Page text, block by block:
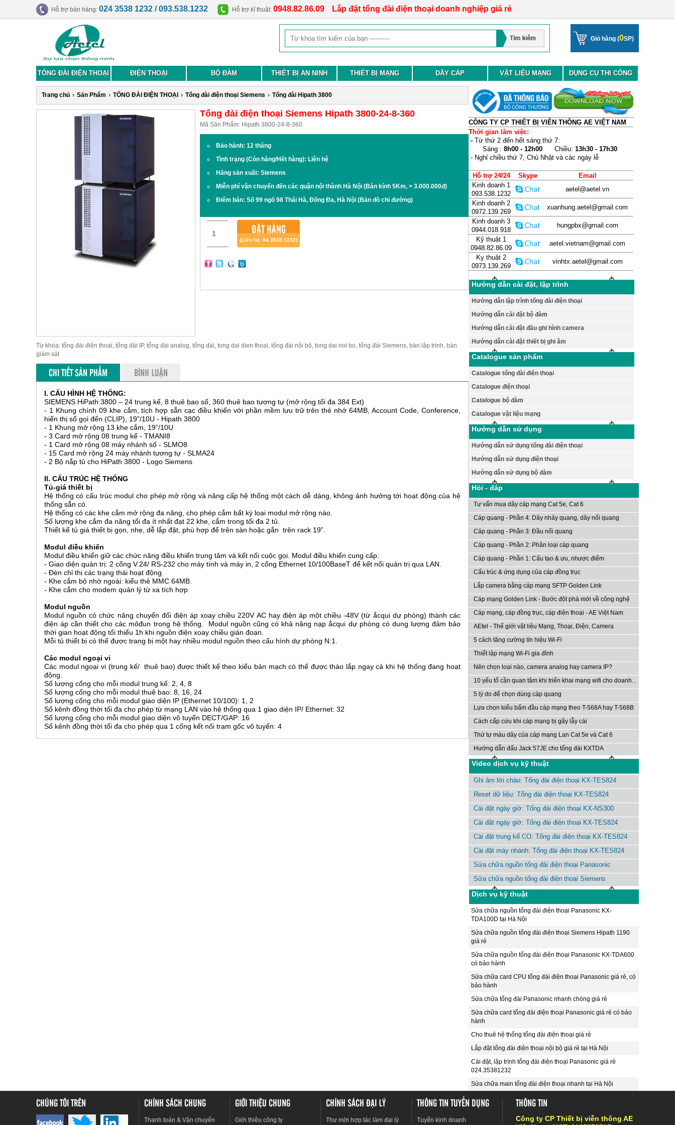
Hỗ trợ bán hàng: 024 3538 1232 / 093.538.1232 Hỗ trợ kĩ thuật: 0948.82.86.09 Lắp đặt tổng đài điện thoại doanh nghiệp giá rẻ
Giỏ hàng (0SP)
TỔNG ĐÀI ĐIỆN THOẠI ĐIỆN THOẠI BỘ ĐÀM THIẾT BỊ AN NINH THIẾT BỊ MẠNG DÂY CÁP VẬT LIỆU MẠNG DỤNG CỤ THI CÔNG
Trang chủ › Sản Phẩm › TỔNG ĐÀI ĐIỆN THOẠI › Tổng đài điện thoại Siemens › Tổng đài Hipath 3800
Tổng đài điện thoại Siemens Hipath 3800-24-8-360
Mã Sản Phẩm: Hipath 3800-24-8-360
Bảo hành: 12 tháng
Tình trạng (Còn hàng/Hết hàng): Liên hệ
Hãng sản xuất: Siemens
Miễn phí vận chuyển đến các quận nội thành Hà Nội (Bán kính 5Km, > 3.000.000đ)
Điểm bán: Số 99 ngõ 98 Thái Hà, Đống Đa, Hà Nội (Bản đồ chỉ đường)
ĐẶT HÀNG
(Liên hệ: 04.3538.1232)
Từ khóa: tổng đài điện thoại, tổng đài IP, tổng đài analog, tổng đài, tong dai dien thoai, tổng đài nội bộ, tong dai noi bo, tổng đài Siemens, bàn lập trình, bàn
giám sát
CHI TIẾT SẢN PHẨM BÌNH LUẬN
I. CẤU HÌNH HỆ THỐNG:
SIEMENS HiPath 3800 – 24 trung kế, 8 thuê bao số, 360 thuê bao tương tự (mở rộng tối đa 384 Ext)
- 1 Khung chính 09 khe cắm, tích hợp sẵn cạc điều khiển với phần mềm lưu trữ trên thẻ nhớ 64MB, Account Code, Conference,
hiển thị số gọi đến (CLIP), 19”/10U - Hipath 3800
- 1 Khung mở rộng 13 khe cắm, 19”/10U
- 3 Card mở rộng 08 trung kế - TMANI8
- 1 Card mở rộng 08 máy nhánh số - SLMO8
- 15 Card mở rộng 24 máy nhánh tương tự - SLMA24
- 2 Bộ nắp tủ cho HiPath 3800 - Logo Siemens
II. CẤU TRÚC HỆ THỐNG
Tủ-giá thiết bị
Hệ thống có cấu trúc modul cho phép mở rộng và nâng cấp hệ thống một cách dễ dàng, không ảnh hưởng tới hoạt động của hệ
thống sẵn có.
Hệ thống có các khe cắm mở rộng đa năng, cho phép cắm bất kỳ loại modul mở rộng nào.
Số lượng khe cắm đa năng tối đa ít nhất đạt 22 khe, cắm trong tối đa 2 tủ.
Thiết kế tủ giá thiết bị gọn, nhẹ, dễ lắp đặt, phù hợp để trên sàn hoặc gắn trên rack 19”.
Modul điều khiển
Modul điều khiển giữ các chức năng điều khiển trung tâm và kết nối cuộc gọi. Modul điều khiển cung cấp:
- Giao diện quản trị: 2 cổng V.24/ RS-232 cho máy tính và máy in, 2 cổng Ethernet 10/100BaseT để kết nối quản trị qua LAN.
- Đèn chỉ thị các trạng thái hoạt động.
- Khe cắm bộ nhớ ngoài: kiểu thẻ MMC 64MB.
- Khe cắm cho modem quản lý từ xa tích hợp
Modul nguồn
Modul nguồn có chức năng chuyển đổi điện áp xoay chiều 220V AC hay điện áp một chiều -48V (từ ắcqui dự phòng) thành các
điện áp cần thiết cho các môđun trong hệ thống. Modul nguồn cũng có khả năng nạp ắcqui dự phòng có dung lượng đảm bảo
thời gian hoạt động tối thiểu 1h khi nguồn điện xoay chiều gián đoạn.
Mỗi tủ thiết bị có thể được trang bị một hay nhiều modul nguồn theo cấu hình dự phòng N:1.
Các modul ngoại vi
Các modul ngoại vi (trung kế/ thuê bao) được thiết kế theo kiểu bản mạch có thế được tháo lắp ngay cả khi hệ thống đang hoạt
động.
Số lượng cổng cho mỗi modul trung kế: 2, 4, 8
Số lượng cổng cho mỗi modul thuê bao: 8, 16, 24
Số lượng cổng cho mỗi modul giao diện IP (Ethernet 10/100): 1, 2
Số kênh đồng thời tối đa cho phép từ mạng LAN vào hệ thống qua 1 giao diện IP/ Ethernet: 32
Số lượng cổng cho mỗi modul giao diện vô tuyến DECT/GAP: 16
Số kênh đồng thời tối đa cho phép qua 1 cổng kết nối trạm gốc vô tuyến: 4
CÔNG TY CP THIẾT BỊ VIỄN THÔNG AE VIỆT NAM
Thời gian làm việc:
- Từ thứ 2 đến hết sáng thứ 7:
Sáng : 8h00 - 12h00 Chiều: 13h30 - 17h30
- Nghỉ chiều thứ 7, Chủ Nhật và các ngày lễ
Hỗ trợ 24/24 Skype
Email
Kinh doanh 1
093.538.1232
aetel@aetel.vn
Kinh doanh 2
0972.139.269
xuanhung.aetel@gmail.com
Kinh doanh 3
0944.018.918
hungpbx@gmail.com
Kỹ thuật 1
0948.82.86.09
aetel.vietnam@gmail.com
Ky thuật 2
0973.139.269
vinhtx.aetel@gmail.com
Hướng dẫn cài đặt, lập trình
Hướng dẫn lập trình tổng đài điện thoại
Hướng dẫn cài đặt bộ đàm
Hướng dẫn cài đặt đầu ghi hình camera
Hướng dẫn cài đặt thiết bị ghi âm
Catalogue sản phẩm
Catalogue tổng đài điện thoại
Catalogue điện thoại
Catalogue bộ đàm
Catalogue vật liệu mạng
Hướng dẫn sử dụng
Hướng dẫn sử dụng tổng đài điện thoại
Hướng dẫn sử dụng điện thoại
Hướng dẫn sử dụng bộ đàm
Hỏi - đáp
Tư vấn mua dây cáp mạng Cat 5e, Cat 6
Cáp quang - Phần 4: Dây nhảy quang, dây nối quang
Cáp quang - Phần 3: Đầu nối quang
Cáp quang - Phần 2: Phân loại cáp quang
Cáp quang - Phần 1: Cấu tạo & ưu, nhược điểm
Cấu trúc & ứng dụng của cáp đồng trục
Lắp camera bằng cáp mạng SFTP Golden Link
Cáp mạng Golden Link - Bước đột phá mới về công nghệ
Cáp mạng, cáp đồng trục, cáp điện thoại - AE Việt Nam
AEtel - Thế giới vật liệu Mạng, Thoại, Điện, Camera
5 cách tăng cường tín hiệu Wi-Fi
Thiết lập mạng Wi-Fi gia đình
Nên chọn loại nào, camera analog hay camera IP?
10 yếu tố cần quan tâm khi triển khai mạng wifi cho doanh...
5 lý do để chọn dùng cáp quang
Lựa chọn kiểu bấm đầu cáp mạng theo T-568A hay T-568B
Cách cấp cứu khi cáp mạng bị gãy lẫy cài
Thứ tự màu dây của cáp mạng Lan Cat 5e và Cat 6
Hướng dẫn đấu Jack 57JE cho tổng đài KXTDA
Video dịch vụ kỹ thuật
Ghi âm lời chào: Tổng đài điện thoại KX-TES824
Reset dữ liệu: Tổng đài điện thoại KX-TES824
Cài đặt ngày giờ: Tổng đài điện thoại KX-NS300
Cài đặt ngày giờ: Tổng đài điện thoại KX-TES824
Cài đặt trung kế CO: Tổng đài điện thoại KX-TES824
Cài đặt máy nhánh: Tổng đài điện thoại KX-TES824
Sửa chữa nguồn tổng đài điện thoại Panasonic
Sửa chữa nguồn tổng đài điện thoại Siemens
Dịch vụ kỹ thuật
Sửa chữa nguồn tổng đài điện thoại Panasonic KX-
TDA100D tại Hà Nội
Sửa chữa nguồn tổng đài điện thoại Siemens Hipath 1190
giá rẻ
Sửa chữa nguồn tổng đài điện thoại Panasonic KX-TDA600
có bảo hành
Sửa chữa card CPU tổng đài điện thoại Panasonic giá rẻ, có
bảo hành
Sửa chữa tổng đài Panasonic nhanh chóng giá rẻ
Sửa chữa card tổng đài điện thoại Panasonic giá rẻ có bảo
hành
Cho thuê hệ thống tổng đài điện thoại giá rẻ
Lắp đặt tổng đài điện thoại nội bộ giá rẻ tại Hà Nội
Cài đặt, lập trình tổng đài điện thoại Panasonic giá rẻ
024.35381232
Sửa chữa main tổng đài điện thoại nhanh tại Hà Nội
CHÚNG TÔI TRÊN CHÍNH SÁCH CHUNG
Thanh toán & Vận chuyển
GIỚI THIỆU CHUNG
Giới thiệu công ty
CHÍNH SÁCH ĐẠI LÝ
Thư mời hợp tác làm đại lý
THÔNG TIN TUYỂN DỤNG
Tuyển kinh doanh
THÔNG TIN
Công ty CP Thiết bị viễn thông AE